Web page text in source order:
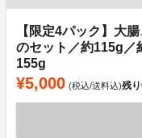
【限定4パック】大
のセット／約115g
155g
¥5,000 (税込/送料込)残り